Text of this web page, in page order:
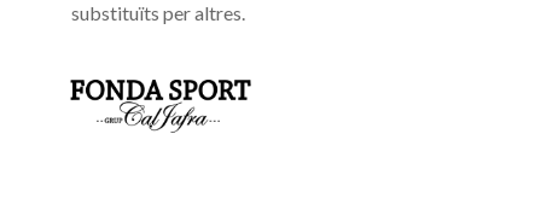
substituïts per altres.